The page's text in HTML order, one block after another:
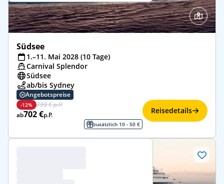
Südsee
1.–11. Mai 2028 (10 Tage)
Carnival Splendor
Südsee
ab/bis Sydney
Angebotspreise
-12% 799 € p.P.
ab702 €p.P.
zusätzlich 10 - 50 €
Reisedetails